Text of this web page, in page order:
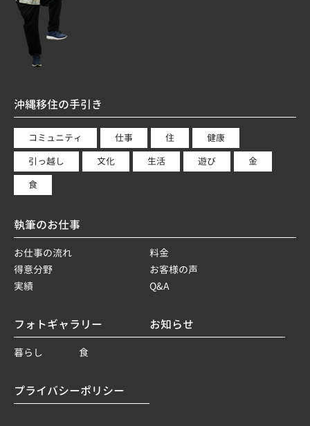
沖縄移住の手引き
コミュニティ 仕事 住
健康
引っ越し
文化 生活 遊び
金
食
執筆のお仕事
お仕事の流れ
料金
得意分野
お客様の声
実績
Q&A
フォトギャラリー
暮らし 食
お知らせ
プライバシーポリシー